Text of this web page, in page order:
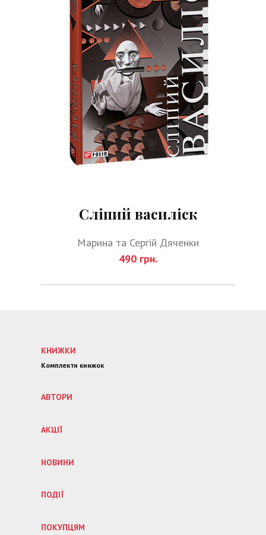
Сліпий василіск
Марина та Сергій Дяченки
490 грн.
КНИЖКИ
Комплекти книжок
АВТОРИ
АКЦІЇ
НОВИНИ
ПОДІЇ
ПОКУПЦЯМ